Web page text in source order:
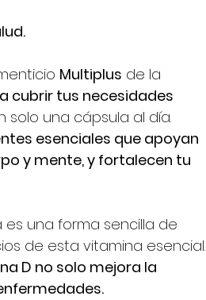
Multiplus de la
cubrir tus necesidades
una cápsula al día.
esenciales que apoyan
y mente, y fortalecen tu
es una forma sencilla de
de esta vitamina esencial.
D no solo mejora la